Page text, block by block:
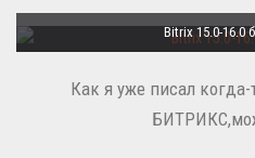
Bitrix 15.0-16.0
Как я уже писал когда-